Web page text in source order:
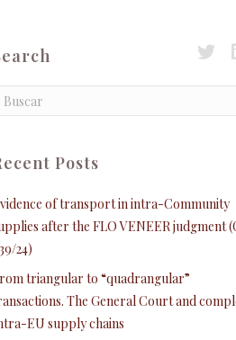
Posts
of transport in intra-Community
after the FLO VENEER judgment
24)
triangular to “quadrangular”
The General Court and
EU supply chains